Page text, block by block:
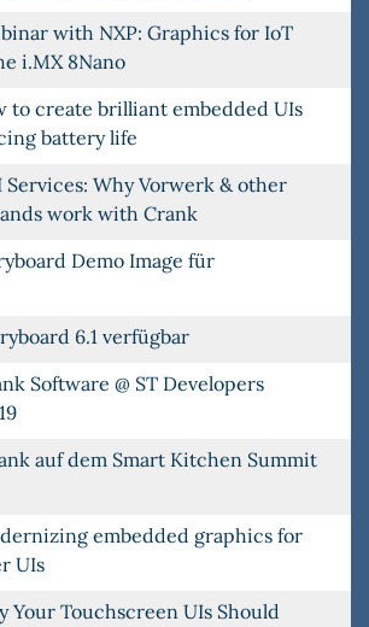
with NXP: Graphics for IoT
i.MX 8Nano
to create brilliant embedded UIs
battery life
Services: Why Vorwerk & other
work with Crank
Demo Image für
6.1 verfügbar
Software @ ST Developers
auf dem Smart Kitchen Summit
embedded graphics for
UIs
Your Touchscreen UIs Should